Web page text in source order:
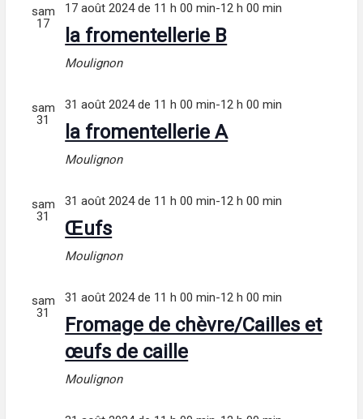
sam
17
17 août 2024 de 11 h 00 min-12 h 00 min
la fromentellerie B
Moulignon
sam
31
31 août 2024 de 11 h 00 min-12 h 00 min
la fromentellerie A
Moulignon
sam
31
31 août 2024 de 11 h 00 min-12 h 00 min
Œufs
Moulignon
sam
31
31 août 2024 de 11 h 00 min-12 h 00 min
Fromage de chèvre/Cailles et
œufs de caille
Moulignon